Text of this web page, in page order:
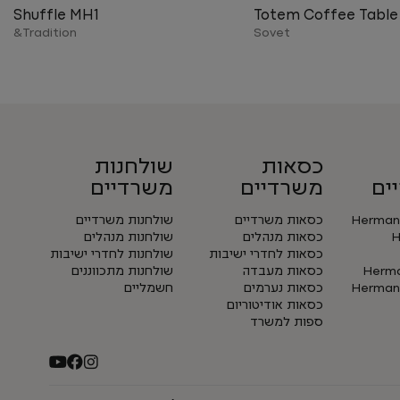
Totem Coffee Table
Sovet
Shuffle MH1
Tradition&
כסאות
משרדיים
כסאות משרדיים
כסאות מנהלים
כסאות לחדרי ישיבות
כסאות מעבדה
כסאות נערמים
כסאות אודיטוריום
ספות למשרד
שולחנות
משרדיים
שולחנות משרדיים
שולחנות מנהלים
שולחנות לחדרי ישיבות
שולחנות מתכווננים
חשמליים